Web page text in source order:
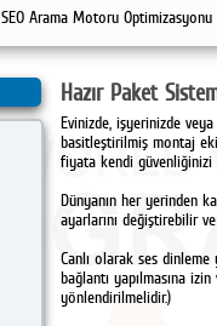
SEO Arama Motoru Optimizasyonu
Hazır Paket
Evinizde, işyerinizde
basitleştirilmiş montaj
fiyata kendi güvenliğinizi
Dünyanın her yerinden
ayarlarını değiştirebilir
Canlı olarak ses
bağlantı yapılmasına
yönlendirilmelidir.)